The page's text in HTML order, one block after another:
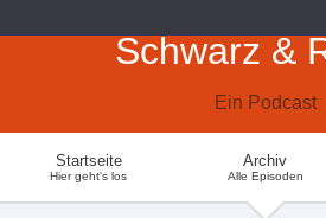
Schwarz &
Ein Podcast
Startseite
Hier geht's los
Archiv
Alle Episoden